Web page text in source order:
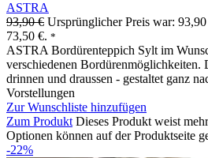
ASTRA
93,90€ Ursprünglicher Preis war:
73,50 €. *
ASTRA Bordürenteppich Sylt im
verschiedenen Bordürenmöglichkeiten.
drinnen und draussen - gestaltet ganz
Vorstellungen
Zur Wunschliste hinzufügen
Zum Produkt Dieses Produkt weist
Optionen können auf der Produktseite
-22%